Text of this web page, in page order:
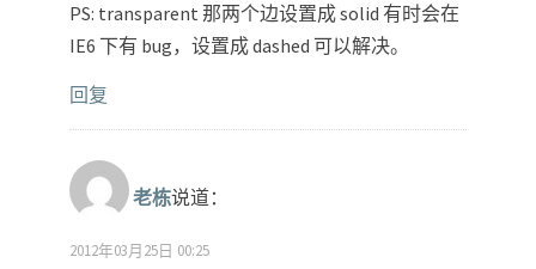
PS: transparent 那两个边设置成 solid 有时会在
IE6 下有 bug，设置成 dashed 可以解决。
回复
老栋说道：
2012年03月25日 00:25